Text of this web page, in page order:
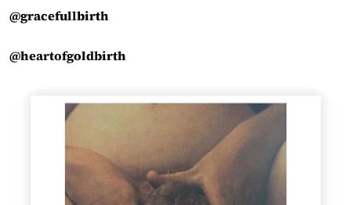
@gracefullbirth
@heartofgoldbirth